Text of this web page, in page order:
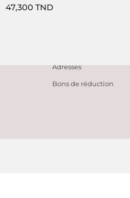
47,300 TNDPrix
Adresses
Bons de réduction